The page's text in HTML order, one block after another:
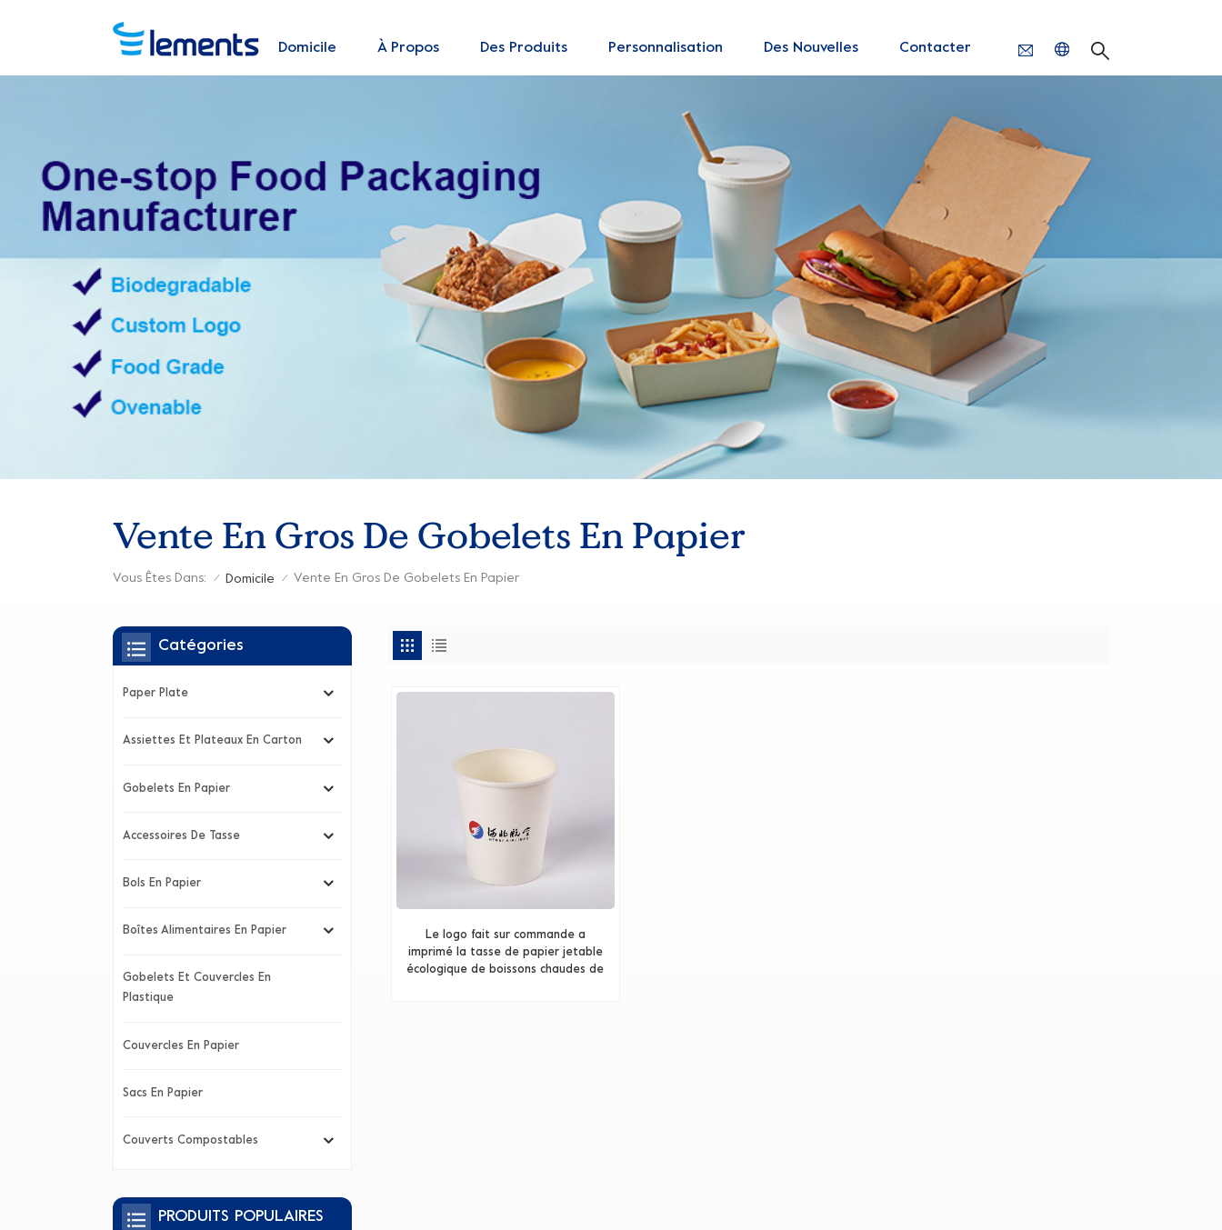
Domicile À Propos Des Produits Personnalisation Des Nouvelles Contacter
Vente En Gros De Gobelets En Papier
Vous Êtes Dans: / Domicile / Vente En Gros De Gobelets En Papier
Le logo fait sur commande a
imprimé la tasse de papier jetable
écologique de boissons chaudes de
Catégories
Paper Plate
Assiettes Et Plateaux En Carton
Gobelets En Papier
Accessoires De Tasse
Bols En Papier
Boîtes Alimentaires En Papier
Gobelets Et Couvercles En
Plastique
Couvercles En Papier
Sacs En Papier
Couverts Compostables
PRODUITS POPULAIRES